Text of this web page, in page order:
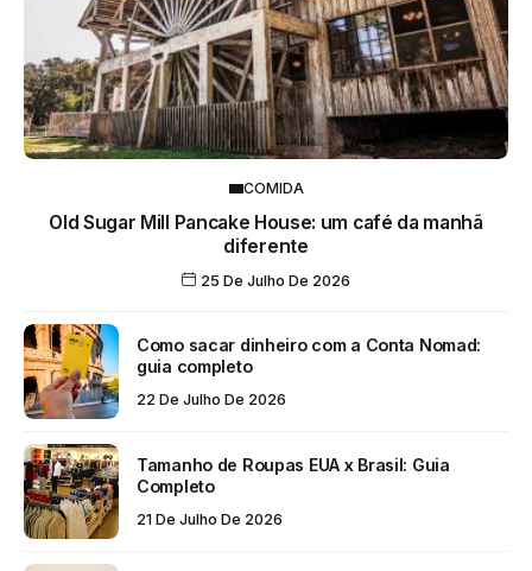
COMIDA
Old Sugar Mill Pancake House: um café da manhã
diferente
25 De Julho De 2026
Como sacar dinheiro com a Conta Nomad:
guia completo
22 De Julho De 2026
Tamanho de Roupas EUA x Brasil: Guia
Completo
21 De Julho De 2026